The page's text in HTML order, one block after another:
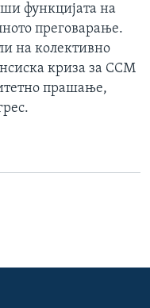
функцијата на
преговарање.
на колективно
криза за ССМ
прашање,